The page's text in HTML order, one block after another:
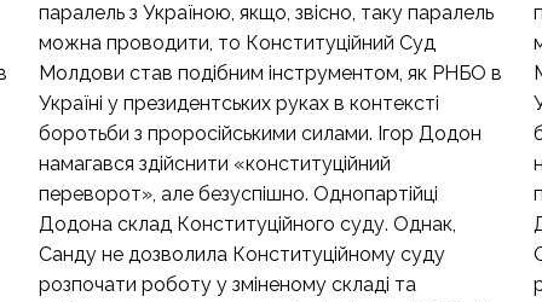
паралель з Україною, якщо, звісно, таку паралель
можна проводити, то Конституційний Суд
Молдови став подібним інструментом, як РНБО в
Україні у президентських руках в контексті
боротьби з проросійськими силами. Ігор Додон
намагався здійснити «конституційний
переворот», але безуспішно. Однопартійці
Додона склад Конституційного суду. Однак,
Санду не дозволила Конституційному суду
розпочати роботу у зміненому складі та